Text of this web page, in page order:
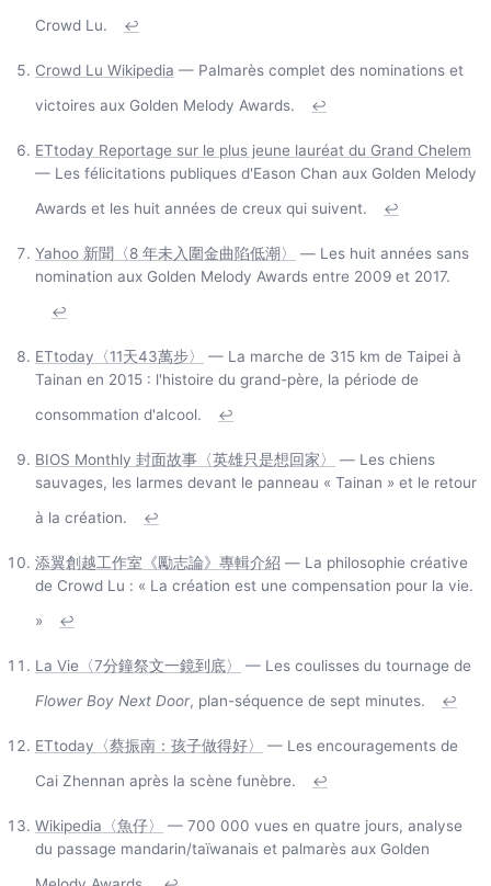
Crowd Lu.
↩
Crowd Lu Wikipedia — Palmarès complet des nominations et
victoires aux Golden Melody Awards.
↩
ETtoday Reportage sur le plus jeune lauréat du Grand Chelem
— Les félicitations publiques d'Eason Chan aux Golden Melody
Awards et les huit années de creux qui suivent.
↩
Yahoo 新聞〈8 年未入圍金曲陷低潮〉
— Les huit années sans
nomination aux Golden Melody Awards entre 2009 et 2017.
↩
ETtoday〈11天43萬步〉
— La marche de 315 km de Taipei à
Tainan en 2015 : l'histoire du grand-père, la période de
consommation d'alcool.
↩
BIOS Monthly 封面故事〈英雄只是想回家〉
— Les chiens
sauvages, les larmes devant le panneau « Tainan » et le retour
à la création.
↩
添翼創越工作室《勵志論》專輯介紹 — La philosophie créative
de Crowd Lu : « La création est une compensation pour la vie.
»
↩
La Vie〈7分鐘祭文一鏡到底〉
— Les coulisses du tournage de
Flower Boy Next Door, plan-séquence de sept minutes. ↩
ETtoday〈蔡振南：孩子做得好〉
— Les encouragements de
Cai Zhennan après la scène funèbre.
↩
Wikipedia〈魚仔〉
— 700 000 vues en quatre jours, analyse
du passage mandarin/taïwanais et palmarès aux Golden